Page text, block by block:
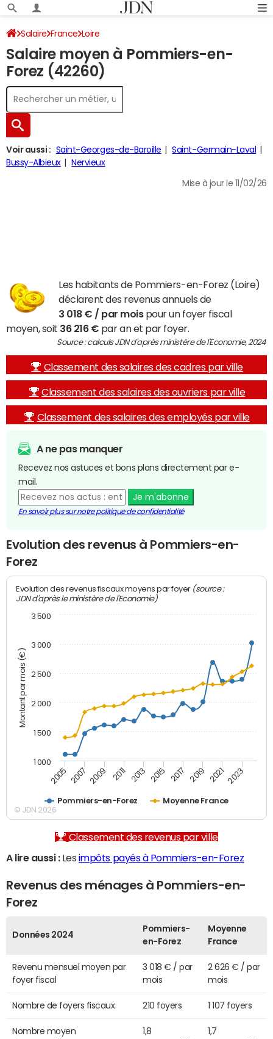
Salaire France Loire
Salaire moyen à Pommiers-en-
Forez (42260)
Voir aussi : Saint-Georges-de-Baroille
Saint-Germain-Laval
Bussy-Albieux
Nervieux
Mise à jour le 11/02/26
Les habitants de Pommiers-en-Forez (Loire)
déclarent des revenus annuels de
3 018 € / par moispour un foyer fiscal
moyen, soit 36 216 € par an et par foyer.
Source : calculs JDN d'après ministère de l'Economie, 2024
Classement des salaires des cadres par ville
Classement des salaires des ouvriers par ville
Classement des salaires des employés par ville
A ne pas manquer
Recevez nos astuces et bons plans directement par e-
mail.
Je m'abonne
En savoir plus sur notre politique de confidentialité
Evolution des revenus à Pommiers-en-
Forez
Montant par mois (€)
Evolution des revenus fiscaux moyens par foyer (source :
JDN d'après le ministère de l'Economie)
Pommiers-en-Forez Moyenne France
2005 2007 2009 2011 2013 2015 2017 2019 2021 2023
1 000
1 500
2 000
2 500
3 000
3 500
© JDN 2026
Classement des revenus par ville
A lire aussi :Les impôts payés à Pommiers-en-Forez
Revenus des ménages à Pommiers-en-
Forez
Données 2024
Pommiers-
en-Forez
Moyenne
France
Revenu mensuel moyen par
foyer fiscal
3 018 € / par
mois
2 626 € / par
mois
Nombre de foyers fiscaux 210 foyers 1 107 foyers
Nombre moyen
1,8
1,7